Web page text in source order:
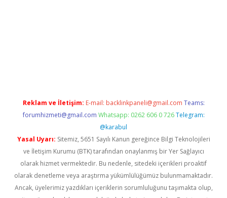
Reklam ve İletişim: E-mail: backlinkpaneli@gmail.com Teams:
forumhizmeti@gmail.com Whatsapp: 0262 606 0 726 Telegram:
@karabul
Yasal Uyarı: Sitemiz, 5651 Sayılı Kanun gereğince Bilgi Teknolojileri
ve İletişim Kurumu (BTK) tarafından onaylanmış bir Yer Sağlayıcı
olarak hizmet vermektedir. Bu nedenle, sitedeki içerikleri proaktif
olarak denetleme veya araştırma yükümlülüğümüz bulunmamaktadır.
Ancak, üyelerimiz yazdıkları içeriklerin sorumluluğunu taşımakta olup,